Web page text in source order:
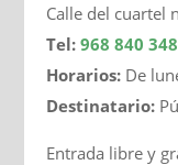
Calle del cuartel
Tel: 968 840 348
Horarios: De
Destinatario:
Entrada libre y